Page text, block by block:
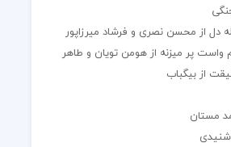
دل از محسن نصری و فرشاد میرزاپور
واست پر میزنه از هومن تویان و طاهر
از بیگباب
مستان
شنیدی